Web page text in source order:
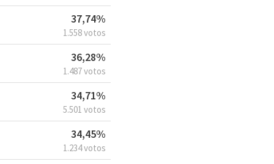
37,74%
1.558 votos
36,28%
1.487 votos
34,71%
5.501 votos
34,45%
1.234 votos